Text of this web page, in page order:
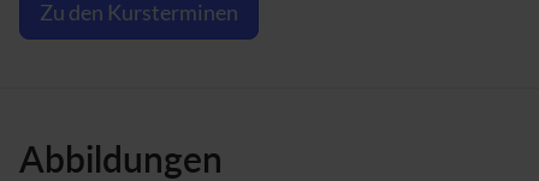
Zu den Kursterminen
Abbildungen